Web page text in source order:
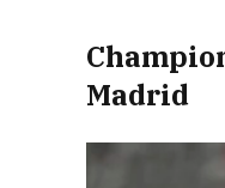
Madrid